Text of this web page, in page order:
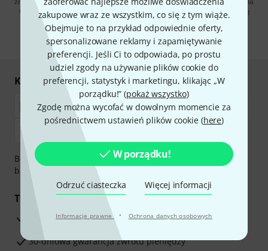
zakupowe wraz ze wszystkim, co się z tym wiąże.
Obejmuje to na przykład odpowiednie oferty,
spersonalizowane reklamy i zapamiętywanie
preferencji. Jeśli Ci to odpowiada, po prostu
udziel zgody na używanie plików cookie do
preferencji, statystyk i marketingu, klikając „W
porządku!” (pokaż wszystko)
Zgodę można wycofać w dowolnym momencie za
pośrednictwem ustawień plików cookie (here)
W porządku!
Odrzuć ciasteczka Więcej informacji
Informacje prawne · Ochrona danych osobowych
temat newslettera można znaleźć w naszychwytycznych dotyczących
ochrony danych ososbowych .
* Wymagany
Kupuj i płać bezpiecznie
Bezpieczna płatność przez Za pobraniem, Przelew
bankowy, PayPal, Blik lub Karta kredytowa.
Twoje korzyści
3-letnia Gwarancja Thomann
30-dniowa gwarancja zwrotu pieniędzy